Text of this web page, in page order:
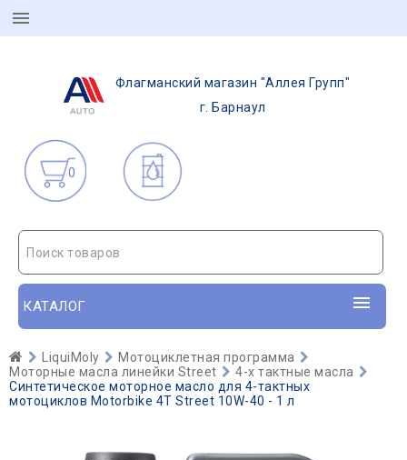
Флагманский магазин "Аллея Групп"
г. Барнаул
0
Поиск товаров
КАТАЛОГ
LiquiMoly
Мотоциклетная программа
Моторные масла линейки Street
4-х тактные масла
Синтетическое моторное масло для 4-тактных
мотоциклов Motorbike 4T Street 10W-40 - 1 л